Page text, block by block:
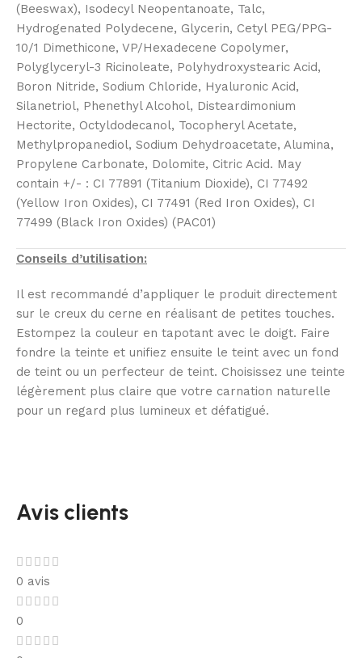
(Beeswax), Isodecyl Neopentanoate, Talc,
Hydrogenated Polydecene, Glycerin, Cetyl PEG/PPG-
10/1 Dimethicone, VP/Hexadecene Copolymer,
Polyglyceryl-3 Ricinoleate, Polyhydroxystearic Acid,
Boron Nitride, Sodium Chloride, Hyaluronic Acid,
Silanetriol, Phenethyl Alcohol, Disteardimonium
Hectorite, Octyldodecanol, Tocopheryl Acetate,
Methylpropanediol, Sodium Dehydroacetate, Alumina,
Propylene Carbonate, Dolomite, Citric Acid. May
contain +/- : CI 77891 (Titanium Dioxide), CI 77492
(Yellow Iron Oxides), CI 77491 (Red Iron Oxides), CI
77499 (Black Iron Oxides) (PAC01)
Conseils d’utilisation:
Il est recommandé d’appliquer le produit directement
sur le creux du cerne en réalisant de petites touches.
Estompez la couleur en tapotant avec le doigt. Faire
fondre la teinte et unifiez ensuite le teint avec un fond
de teint ou un perfecteur de teint. Choisissez une teinte
légèrement plus claire que votre carnation naturelle
pour un regard plus lumineux et défatigué.
Avis clients
0 avis
0